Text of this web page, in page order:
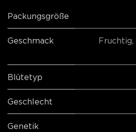
Packungsgröße
Geschmack Fruchtig,
Blütetyp
Geschlecht
Genetik